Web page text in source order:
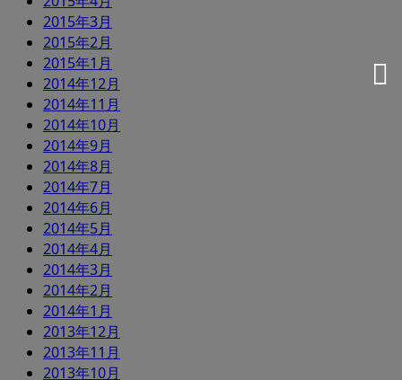
2015年3月
2015年2月
2015年1月
2014年12月
2014年11月
2014年10月
2014年9月
2014年8月
2014年7月
2014年6月
2014年5月
2014年4月
2014年3月
2014年2月
2014年1月
2013年12月
2013年11月
2013年10月